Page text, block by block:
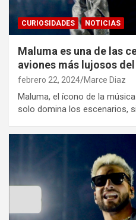
CURIOSIDADES NOTICIAS
Maluma es una de las
aviones más lujosos
febrero 22, 2024 Marce Diaz
Maluma, el ícono de la
solo domina los escenarios,